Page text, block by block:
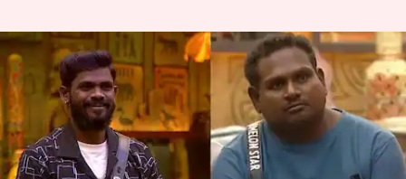
என்ன வச்சு ஃபேமஸ் ஆக
பாக்குறாங்க என புலம்பிய
வாட்டர்மெலன் ஸ்டார்;
இன்றைய பிக் பாஸ்
அப்டேட்